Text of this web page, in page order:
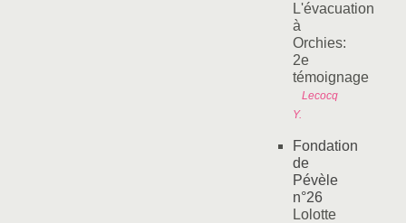
L'évacuation
à
Orchies:
2e
témoignage
Lecocq
Y.
Fondation
de
Pévèle
n°26
Lolotte